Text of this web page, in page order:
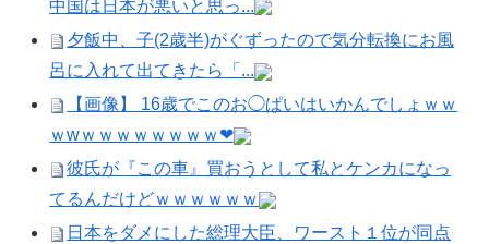
中国は日本が悪いと思っ...
夕飯中、子(2歳半)がぐずったので気分転換にお風
呂に入れて出てきたら「...
【画像】 16歳でこのお◯ぱいはいかんでしょｗｗ
ｗwｗｗｗｗｗｗｗｗ❤
彼氏が『この車』買おうとして私とケンカになっ
てるんだけどｗｗｗｗｗｗ
日本をダメにした総理大臣、ワースト１位が同点